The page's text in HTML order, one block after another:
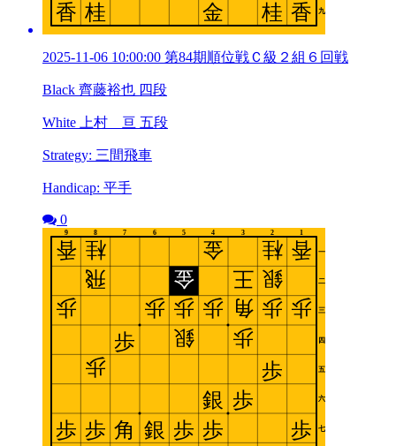
2025-11-06 10:00:00 第84期順位戦Ｃ級２組６回戦
Black 齊藤裕也 四段
White 上村 亘 五段
Strategy: 三間飛車
Handicap: 平手
0